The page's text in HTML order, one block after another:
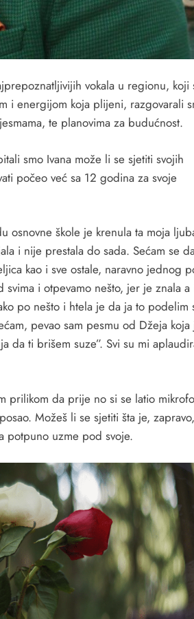
vokala u regionu, koji
i energijom koja plijeni, razgovarali
te planovima za budućnost.
smo Ivana može li se sjetiti svojih
počeo već sa 12 godina za svoje
osnovne škole je krenula ta moja
i nije prestala do sada. Sećam se
kao i sve ostale, naravno jednog
i otpevamo nešto, jer je znala a
po nešto i htela je da ja to podelim
pevao sam pesmu od Džeja koja
da ti brišem suze”. Svi su mi
prilikom da prije no si se latio
Možeš li se sjetiti šta je, zapravo,
potpuno uzme pod svoje.